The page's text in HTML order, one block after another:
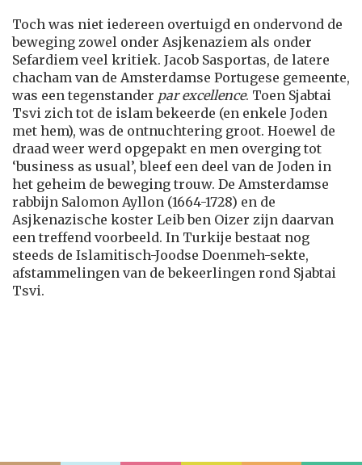
Toch was niet iedereen overtuigd en ondervond de
beweging zowel onder Asjkenaziem als onder
Sefardiem veel kritiek. Jacob Sasportas, de latere
chacham van de Amsterdamse Portugese gemeente,
was een tegenstander par excellence. Toen Sjabtai
Tsvi zich tot de islam bekeerde (en enkele Joden
met hem), was de ontnuchtering groot. Hoewel de
draad weer werd opgepakt en men overging tot
‘business as usual’, bleef een deel van de Joden in
het geheim de beweging trouw. De Amsterdamse
rabbijn Salomon Ayllon (1664-1728) en de
Asjkenazische koster Leib ben Oizer zijn daarvan
een treffend voorbeeld. In Turkije bestaat nog
steeds de Islamitisch-Joodse Doenmeh-sekte,
afstammelingen van de bekeerlingen rond Sjabtai
Tsvi.